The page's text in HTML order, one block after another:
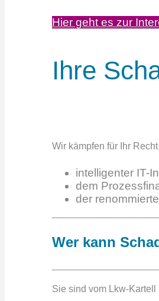
Hier geht es zur
Ihre
Wir kämpfen für Ihr
intelligenter IT-
dem
der
Wer kann
Sie sind vom Lkw-